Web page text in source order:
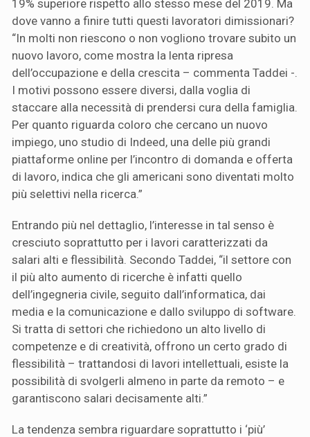
19% superiore rispetto allo stesso mese del 2019. Ma
dove vanno a finire tutti questi lavoratori dimissionari?
“In molti non riescono o non vogliono trovare subito un
nuovo lavoro, come mostra la lenta ripresa
dell’occupazione e della crescita – commenta Taddei -.
I motivi possono essere diversi, dalla voglia di
staccare alla necessità di prendersi cura della famiglia.
Per quanto riguarda coloro che cercano un nuovo
impiego, uno studio di Indeed, una delle più grandi
piattaforme online per l’incontro di domanda e offerta
di lavoro, indica che gli americani sono diventati molto
più selettivi nella ricerca.”
Entrando più nel dettaglio, l’interesse in tal senso è
cresciuto soprattutto per i lavori caratterizzati da
salari alti e flessibilità. Secondo Taddei, “il settore con
il più alto aumento di ricerche è infatti quello
dell’ingegneria civile, seguito dall’informatica, dai
media e la comunicazione e dallo sviluppo di software.
Si tratta di settori che richiedono un alto livello di
competenze e di creatività, offrono un certo grado di
flessibilità – trattandosi di lavori intellettuali, esiste la
possibilità di svolgerli almeno in parte da remoto – e
garantiscono salari decisamente alti.”
La tendenza sembra riguardare soprattutto i ‘più’